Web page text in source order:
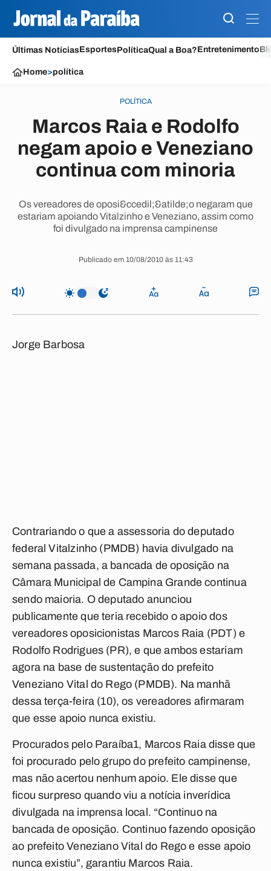
Últimas NotíciasEsportesPolíticaQual a Boa?Entretenimento
Home>política
POLÍTICA
Marcos Raia e Rodolfo
negam apoio e Veneziano
continua com minoria
Os vereadores de oposi&ccedil;&atilde;o negaram que
estariam apoiando Vitalzinho e Veneziano, assim como
foi divulgado na imprensa campinense
Publicado em 10/08/2010 às 11:43
Jorge Barbosa
Contrariando o que a assessoria do deputado
federal Vitalzinho (PMDB) havia divulgado na
semana passada, a bancada de oposição na
Câmara Municipal de Campina Grande continua
sendo maioria. O deputado anunciou
publicamente que teria recebido o apoio dos
vereadores oposicionistas Marcos Raia (PDT) e
Rodolfo Rodrigues (PR), e que ambos estariam
agora na base de sustentação do prefeito
Veneziano Vital do Rego (PMDB). Na manhã
dessa terça-feira (10), os vereadores afirmaram
que esse apoio nunca existiu.
Procurados pelo Paraíba1, Marcos Raia disse que
foi procurado pelo grupo do prefeito campinense,
mas não acertou nenhum apoio. Ele disse que
ficou surpreso quando viu a notícia inverídica
divulgada na imprensa local. “Continuo na
bancada de oposição. Continuo fazendo oposição
ao prefeito Veneziano Vital do Rego e esse apoio
nunca existiu”, garantiu Marcos Raia.